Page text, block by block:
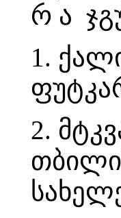
რ ა
1.
2.